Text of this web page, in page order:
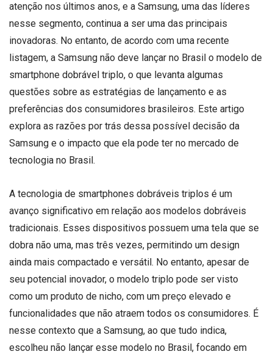
atenção nos últimos anos, e a Samsung, uma das líderes
nesse segmento, continua a ser uma das principais
inovadoras. No entanto, de acordo com uma recente
listagem, a Samsung não deve lançar no Brasil o modelo de
smartphone dobrável triplo, o que levanta algumas
questões sobre as estratégias de lançamento e as
preferências dos consumidores brasileiros. Este artigo
explora as razões por trás dessa possível decisão da
Samsung e o impacto que ela pode ter no mercado de
tecnologia no Brasil.
A tecnologia de smartphones dobráveis triplos é um
avanço significativo em relação aos modelos dobráveis
tradicionais. Esses dispositivos possuem uma tela que se
dobra não uma, mas três vezes, permitindo um design
ainda mais compactado e versátil. No entanto, apesar de
seu potencial inovador, o modelo triplo pode ser visto
como um produto de nicho, com um preço elevado e
funcionalidades que não atraem todos os consumidores. É
nesse contexto que a Samsung, ao que tudo indica,
escolheu não lançar esse modelo no Brasil, focando em